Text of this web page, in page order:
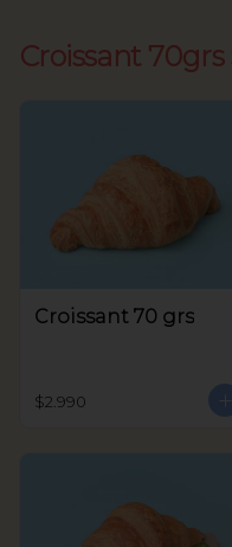
Croissant 70grs
Croissant 70 grs
$2.990